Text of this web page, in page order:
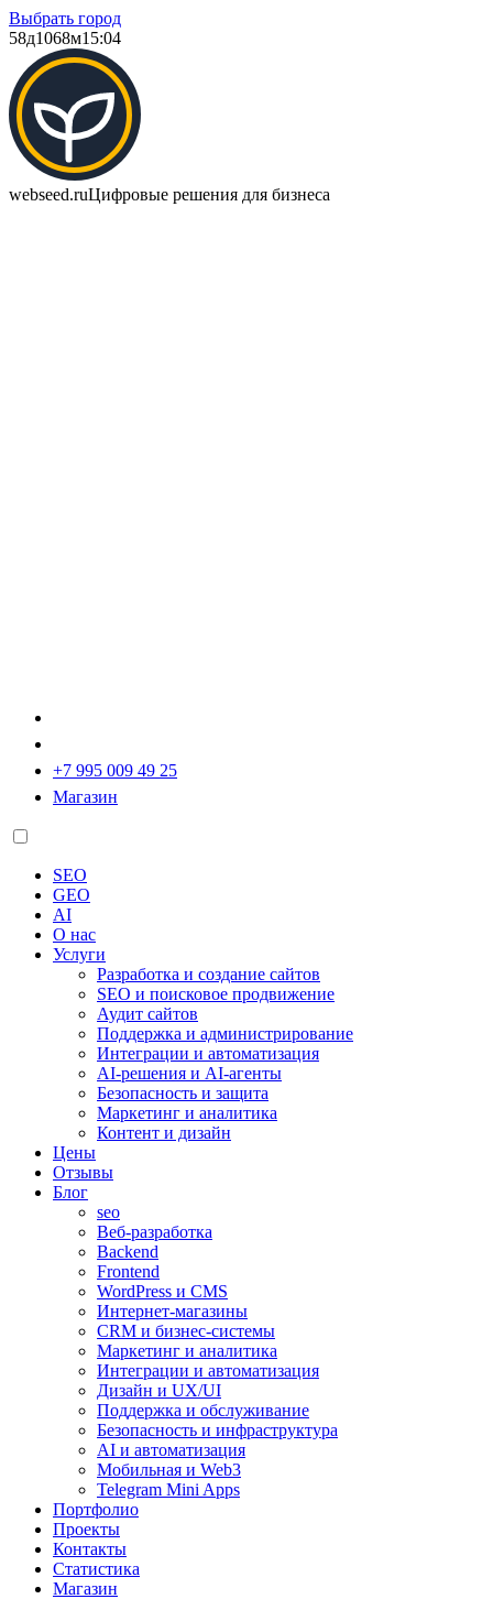
Выбрать город
58д1068м15:04
webseed.ruЦифровые решения для бизнеса
+7 995 009 49 25
Магазин
SEO
GEO
AI
О нас
Услуги
Разработка и создание сайтов
SEO и поисковое продвижение
Аудит сайтов
Поддержка и администрирование
Интеграции и автоматизация
AI-решения и AI-агенты
Безопасность и защита
Маркетинг и аналитика
Контент и дизайн
Цены
Отзывы
Блог
seo
Веб-разработка
Backend
Frontend
WordPress и CMS
Интернет-магазины
CRM и бизнес-системы
Маркетинг и аналитика
Интеграции и автоматизация
Дизайн и UX/UI
Поддержка и обслуживание
Безопасность и инфраструктура
AI и автоматизация
Мобильная и Web3
Telegram Mini Apps
Портфолио
Проекты
Контакты
Статистика
Магазин